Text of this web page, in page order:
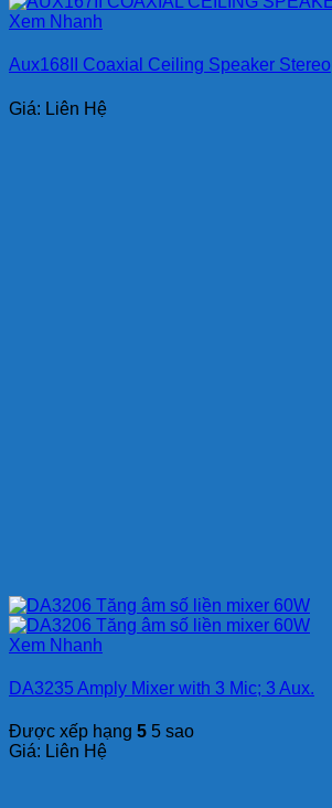
Xem Nhanh
Aux168II Coaxial Ceiling Speaker Stereo
Giá: Liên Hệ
Xem Nhanh
DA3235 Amply Mixer with 3 Mic; 3 Aux.
Được xếp hạng 5 5 sao
Giá: Liên Hệ